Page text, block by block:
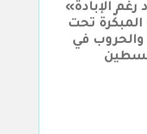
الإبادة»
المبكّرة تحت
والحروب في